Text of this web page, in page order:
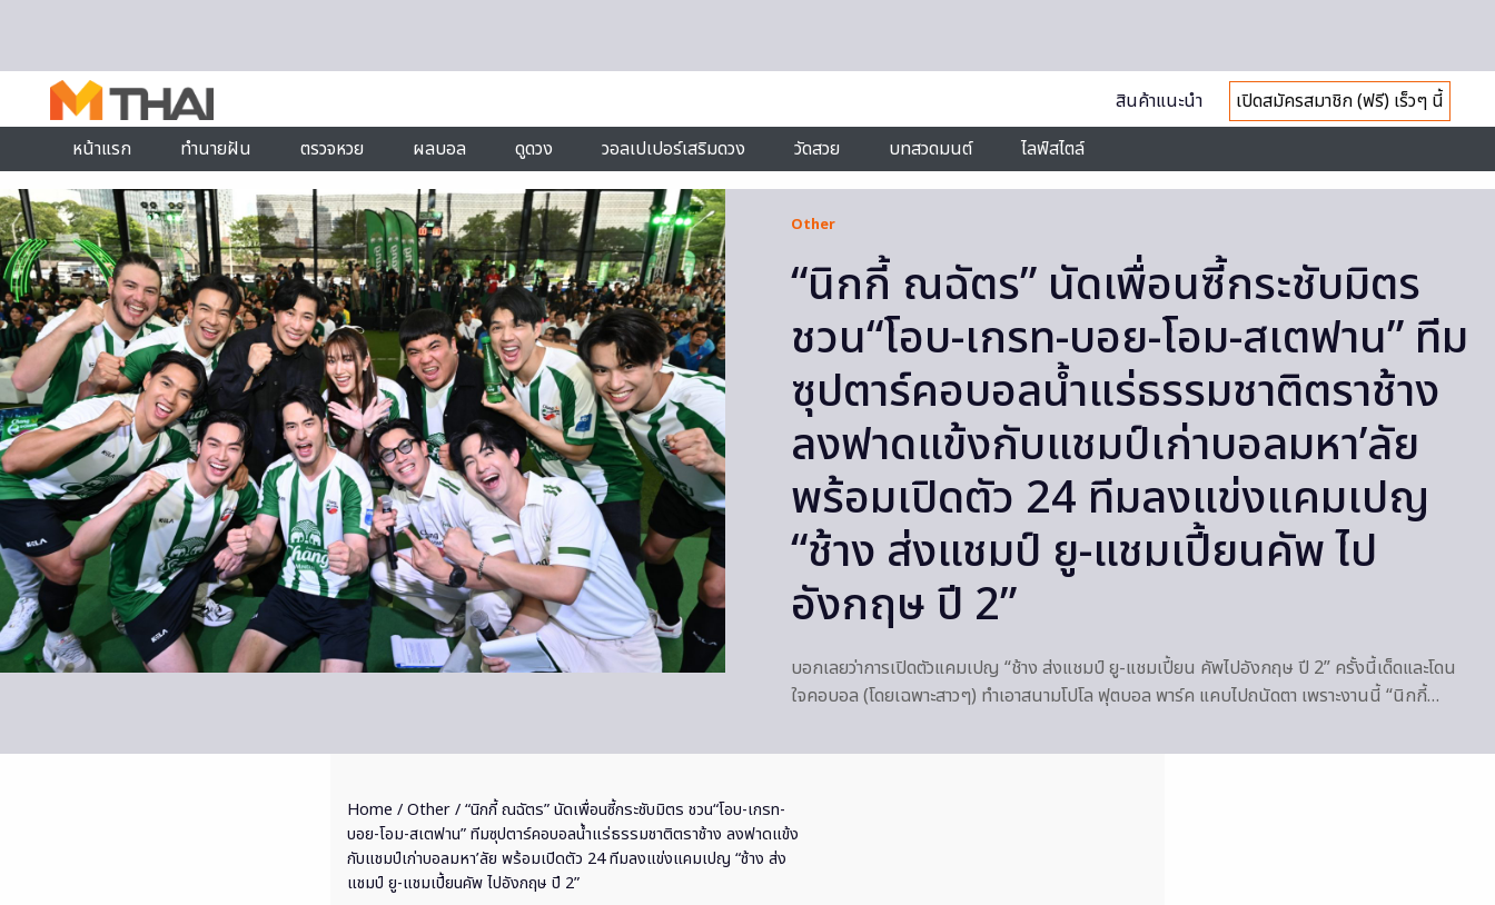
สินค้าแนะนำ
เปิดสมัครสมาชิก (ฟรี) เร็วๆ นี้
หน้าแรก
ทำนายฝัน ตรวจหวย ผลบอล ดูดวง วอลเปเปอร์เสริมดวง วัดสวย บทสวดมนต์ ไลฟ์สไตล์
Other
“นิกกี้ ณฉัตร” นัดเพื่อนซี้กระชับมิตร
ชวน“โอบ-เกรท-บอย-โอม-สเตฟาน” ทีม
ซุปตาร์คอบอลน้ำแร่ธรรมชาติตราช้าง
ลงฟาดแข้งกับแชมป์เก่าบอลมหา’ลัย
พร้อมเปิดตัว 24 ทีมลงแข่งแคมเปญ
“ช้าง ส่งแชมป์ ยู-แชมเปี้ยนคัพ ไป
อังกฤษ ปี 2”
บอกเลยว่าการเปิดตัวแคมเปญ “ช้าง ส่งแชมป์ ยู-แชมเปี้ยน คัพไปอังกฤษ ปี 2” ครั้งนี้เด็ดและโดน
ใจคอบอล (โดยเฉพาะสาวๆ) ทำเอาสนามโปโล ฟุตบอล พาร์ค แคบไปถนัดตา เพราะงานนี้ “นิกกี้…
Home /Other/ “นิกกี้ ณฉัตร” นัดเพื่อนซี้กระชับมิตร ชวน“โอบ-เกรท-
บอย-โอม-สเตฟาน” ทีมซุปตาร์คอบอลน้ำแร่ธรรมชาติตราช้าง ลงฟาดแข้ง
กับแชมป์เก่าบอลมหา’ลัย พร้อมเปิดตัว 24 ทีมลงแข่งแคมเปญ “ช้าง ส่ง
แชมป์ ยู-แชมเปี้ยนคัพ ไปอังกฤษ ปี 2”